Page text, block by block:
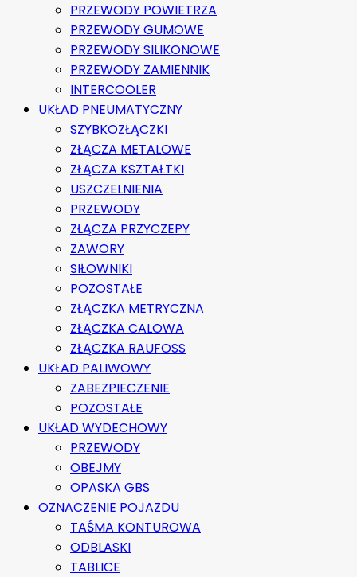
PRZEWODY POWIETRZA
PRZEWODY GUMOWE
PRZEWODY SILIKONOWE
PRZEWODY ZAMIENNIK
INTERCOOLER
UKŁAD PNEUMATYCZNY
SZYBKOZŁĄCZKI
ZŁĄCZA METALOWE
ZŁĄCZA KSZTAŁTKI
USZCZELNIENIA
PRZEWODY
ZŁĄCZA PRZYCZEPY
ZAWORY
SIŁOWNIKI
POZOSTAŁE
ZŁĄCZKA METRYCZNA
ZŁĄCZKA CALOWA
ZŁĄCZKA RAUFOSS
UKŁAD PALIWOWY
ZABEZPIECZENIE
POZOSTAŁE
UKŁAD WYDECHOWY
PRZEWODY
OBEJMY
OPASKA GBS
OZNACZENIE POJAZDU
TAŚMA KONTUROWA
ODBLASKI
TABLICE